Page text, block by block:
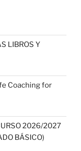
LIBROS Y
Coaching for
2026/2027
BÁSICO)